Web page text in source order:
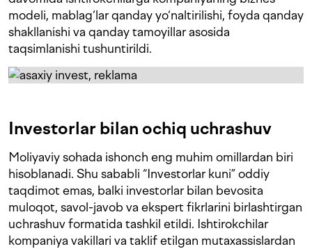
modeli, mablag‘lar qanday yo‘naltirilishi, foyda qanday
shakllanishi va qanday tamoyillar asosida
taqsimlanishi tushuntirildi.
Investorlar bilan ochiq uchrashuv
Moliyaviy sohada ishonch eng muhim omillardan biri
hisoblanadi. Shu sababli “Investorlar kuni” oddiy
taqdimot emas, balki investorlar bilan bevosita
muloqot, savol-javob va ekspert fikrlarini birlashtirgan
uchrashuv formatida tashkil etildi. Ishtirokchilar
kompaniya vakillari va taklif etilgan mutaxassislardan